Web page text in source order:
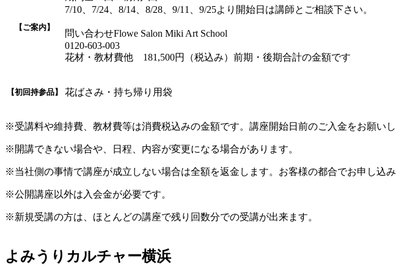
【ご案内】
7/10、7/24、8/14、8/28、9/11、9/25より開始日は講師とご相談下さい。
問い合わせFlowe Salon Miki Art School
0120-603-003
花材・教材費他 181,500円（税込み）前期・後期合計の金額です
【初回持参品】 花ばさみ・持ち帰り用袋
※受講料や維持費、教材費等は消費税込みの金額です。講座開始日前のご入金をお願いし
※開講できない場合や、日程、内容が変更になる場合があります。
※当社側の事情で講座が成立しない場合は全額を返金します。お客様の都合でお申し込
※公開講座以外は入会金が必要です。
※新規受講の方は、ほとんどの講座で残り回数分での受講が出来ます。
よみうりカルチャー横浜